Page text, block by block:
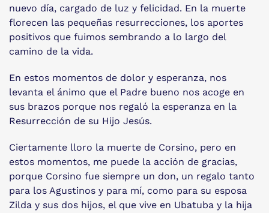
nuevo día, cargado de luz y felicidad. En la muerte
florecen las pequeñas resurrecciones, los aportes
positivos que fuimos sembrando a lo largo del
camino de la vida.
En estos momentos de dolor y esperanza, nos
levanta el ánimo que el Padre bueno nos acoge en
sus brazos porque nos regaló la esperanza en la
Resurrección de su Hijo Jesús.
Ciertamente lloro la muerte de Corsino, pero en
estos momentos, me puede la acción de gracias,
porque Corsino fue siempre un don, un regalo tanto
para los Agustinos y para mí, como para su esposa
Zilda y sus dos hijos, el que vive en Ubatuba y la hija